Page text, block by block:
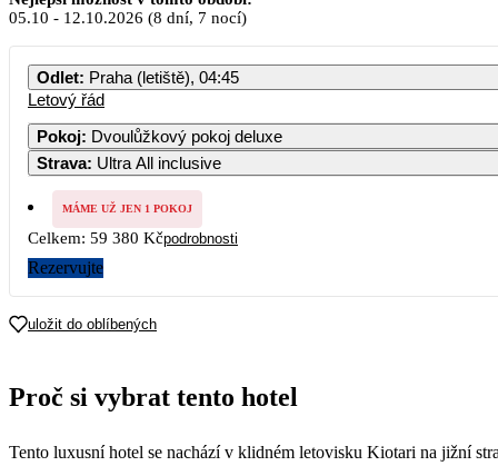
05.10 - 12.10.2026 (8 dní, 7 nocí)
Odlet: Praha (letiště), 04:45
Letový řád
Pokoj: Dvoulůžkový pokoj deluxe
Strava: Ultra All inclusive
MÁME UŽ JEN 1 POKOJ
Celkem: 59 380 Kčpodrobnosti
Rezervujte
uložit do oblíbených
Proč si vybrat tento hotel
Tento luxusní hotel se nachází v klidném letovisku Kiotari na jižní